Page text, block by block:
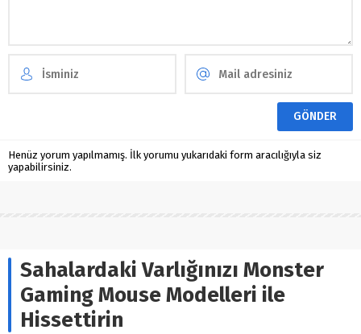
Henüz yorum yapılmamış. İlk yorumu yukarıdaki form aracılığıyla siz
yapabilirsiniz.
Sahalardaki Varlığınızı Monster
Gaming Mouse Modelleri ile
Hissettirin